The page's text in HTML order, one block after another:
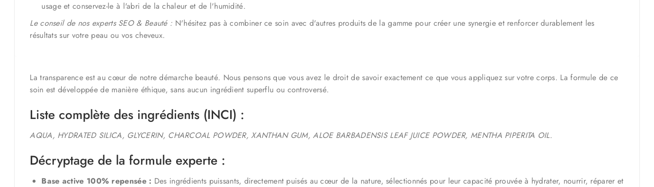
usage et conservez-le à l'abri de la chaleur et de l'humidité.
Le conseil de nos experts SEO & Beauté : N'hésitez pas à combiner ce soin avec d'autres produits de la gamme pour créer une synergie et renforcer durablement les
résultats sur votre peau ou vos cheveux.
La transparence est au cœur de notre démarche beauté. Nous pensons que vous avez le droit de savoir exactement ce que vous appliquez sur votre corps. La formule de ce
soin est développée de manière éthique, sans aucun ingrédient superflu ou controversé.
Liste complète des ingrédients (INCI) :
AQUA, HYDRATED SILICA, GLYCERIN, CHARCOAL POWDER, XANTHAN GUM, ALOE BARBADENSIS LEAF JUICE POWDER, MENTHA PIPERITA OIL.
Décryptage de la formule experte :
Base active 100% repensée : Des ingrédients puissants, directement puisés au cœur de la nature, sélectionnés pour leur capacité prouvée à hydrater, nourrir, réparer et